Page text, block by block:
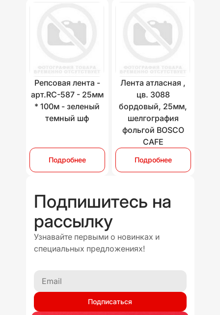
Репсовая лента -
арт.RC-587 - 25мм
* 100м - зеленый
темный шф
Подробнее
Лента атласная ,
цв. 3088
бордовый, 25мм,
шелгография
фольгой BOSCO
CAFE
Подробнее
Подпишитесь на
рассылку
Узнавайте первыми о новинках и
специальных предложениях!
Подписаться